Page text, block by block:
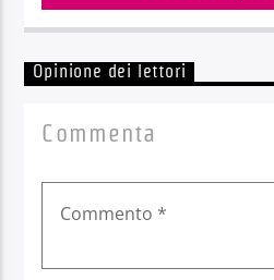
Opinione dei lettori
Commenta